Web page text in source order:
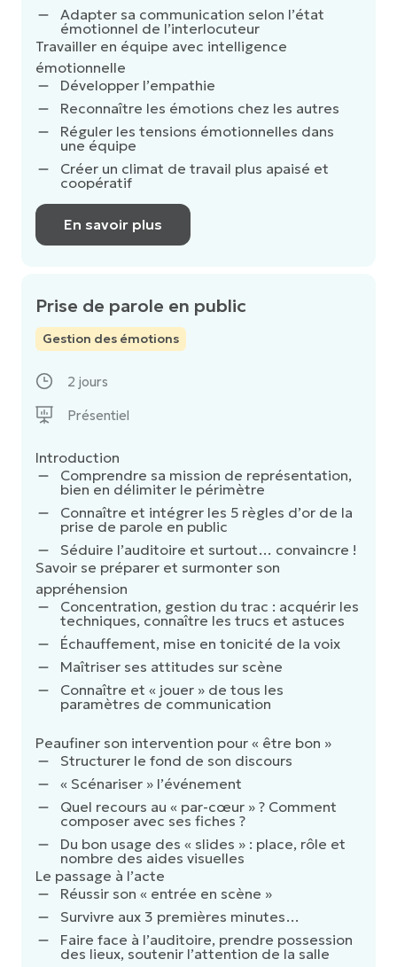
Adapter sa communication selon l’état
émotionnel de l’interlocuteur
Travailler en équipe avec intelligence
émotionnelle
Développer l’empathie
Reconnaître les émotions chez les autres
Réguler les tensions émotionnelles dans
une équipe
Créer un climat de travail plus apaisé et
coopératif
En savoir plus
Prise de parole en public
Gestion des émotions
Introduction
Comprendre sa mission de représentation,
bien en délimiter le périmètre
Connaître et intégrer les 5 règles d’or de la
prise de parole en public
Séduire l’auditoire et surtout… convaincre !
​Savoir se préparer et surmonter son
appréhension
Concentration, gestion du trac : acquérir les
techniques, connaître les trucs et astuces
Échauffement, mise en tonicité de la voix
Maîtriser ses attitudes sur scène
Connaître et « jouer » de tous les
paramètres de communication
Peaufiner son intervention pour « être bon »
Structurer le fond de son discours
« Scénariser » l’événement
Quel recours au « par-cœur » ? Comment
composer avec ses fiches ?
Du bon usage des « slides » : place, rôle et
nombre des aides visuelles
​Le passage à l’acte
Réussir son « entrée en scène »
Survivre aux 3 premières minutes…
Faire face à l’auditoire, prendre possession
des lieux, soutenir l’attention de la salle
2 jours
Présentiel